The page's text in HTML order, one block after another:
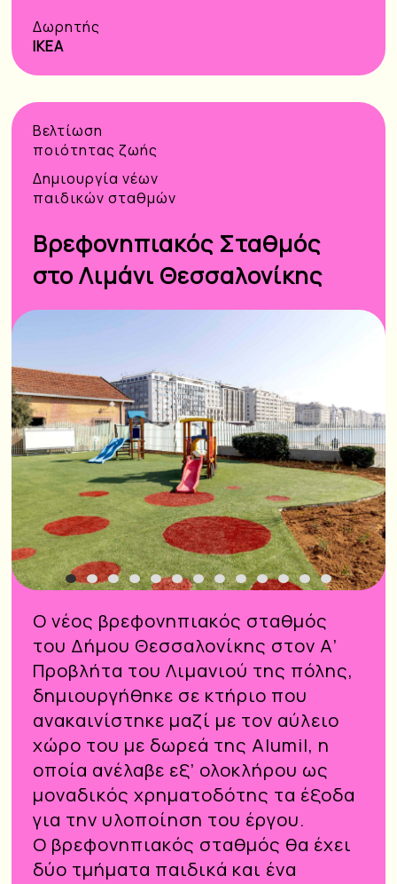
Δωρητής
ΙΚΕΑ
Βελτίωση
ποιότητας ζωής
Δημιουργία νέων
παιδικών σταθμών
Βρεφονηπιακός Σταθμός
στο Λιμάνι Θεσσαλονίκης
1 2 3 4 5 6 7 8 9 10 11 12 13
O νέος βρεφονηπιακός σταθμός
του Δήμου Θεσσαλονίκης στον Α’
Προβλήτα του Λιμανιού της πόλης,
δημιουργήθηκε σε κτήριο που
ανακαινίστηκε μαζί με τον αύλειο
χώρο του με δωρεά της Alumil, η
οποία ανέλαβε εξ’ ολοκλήρου ως
μοναδικός χρηματοδότης τα έξοδα
για την υλοποίηση του έργου.
Ο βρεφονηπιακός σταθμός θα έχει
δύο τμήματα παιδικά και ένα